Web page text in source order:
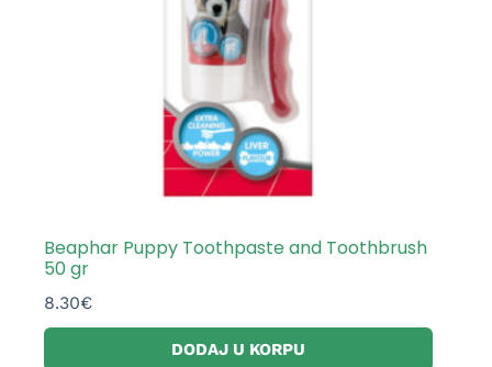
Beaphar Puppy Toothpaste and Toothbrush
50 gr
8.30€
DODAJ U KORPU